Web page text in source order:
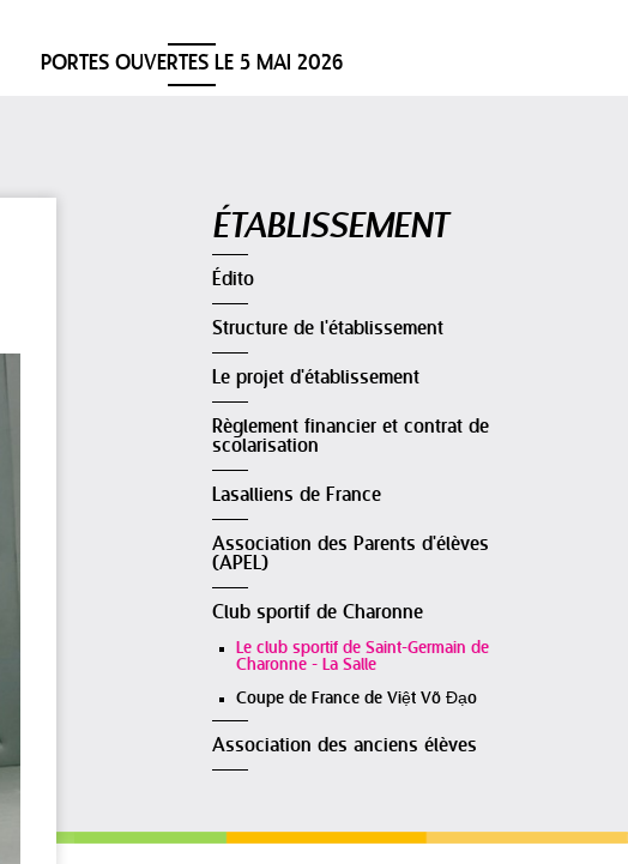
PORTES OUVERTES LE 5 MAI 2026
Navigation
ÉTABLISSEMENT
Édito
Structure de l'établissement
Le projet d'établissement
Règlement financier et contrat de
scolarisation
Lasalliens de France
Association des Parents d'élèves
(APEL)
Club sportif de Charonne
Le club sportif de Saint-Germain de
Charonne - La Salle
Coupe de France de Việt Võ Đạo
Association des anciens élèves